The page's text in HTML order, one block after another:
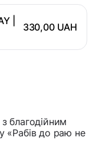
|
330,00 UAH
благодійним
«Рабів до раю не